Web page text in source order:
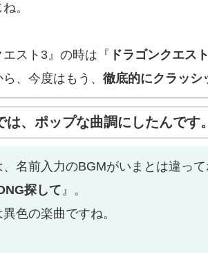
。
エスト3』の時は『 ドラゴンクエス
、今度はもう、 徹底的にクラッシ
は、ポップな曲調にしたんです
名前入力のBGMがいまとは違っ
探して 』。
色の楽曲ですね。